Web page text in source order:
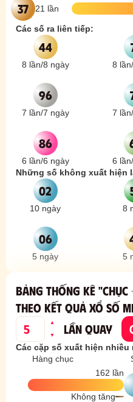
37 21 lần
Các số ra liên tiếp:
44
8 lần/8 ngày 8 lần/
96
7 lần/7 ngày 7 lần/
86
6 lần/6 ngày 6 lần/
Những số không xuất hiện
02
10 ngày 8
06
5 ngày 5
BẢNG THỐNG KÊ
THEO KẾT QUẢ XỔ SỐ
▲
▼ LẦN QUAY
Các cặp số xuất hiện nhiều
Hàng chục
162 lần
Không tăng